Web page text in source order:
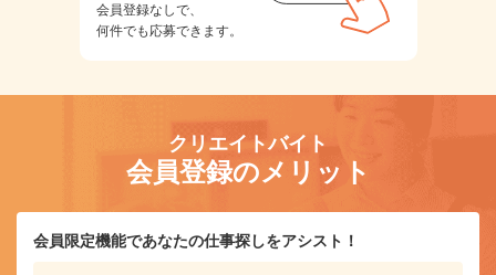
会員登録なしで、
何件でも応募できます。
クリエイトバイト
会員登録のメリット
会員限定機能であなたの仕事探しをアシスト！